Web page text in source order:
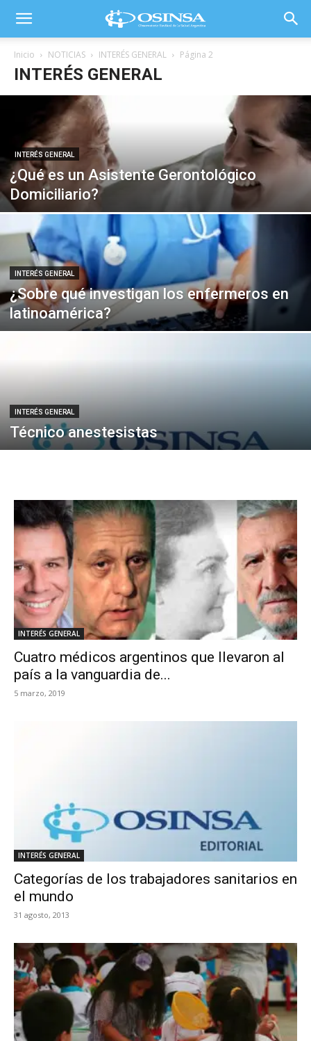
Inicio NOTICIAS INTERÉS GENERAL Página 2
INTERÉS GENERAL
INTERÉS GENERAL
¿Qué es un Asistente Gerontológico
Domiciliario?
INTERÉS GENERAL
¿Sobre qué investigan los enfermeros en
latinoamérica?
INTERÉS GENERAL
Técnico anestesistas
INTERÉS GENERAL
Cuatro médicos argentinos que llevaron al
país a la vanguardia de...
5 marzo, 2019
INTERÉS GENERAL
Categorías de los trabajadores sanitarios en
el mundo
31 agosto, 2013